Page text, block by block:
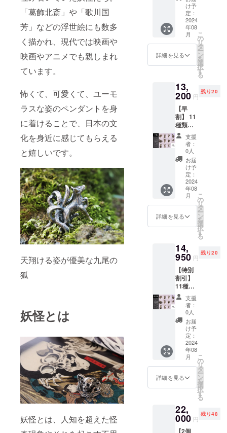
「葛飾北斎」や「歌川国
芳」などの浮世絵にも数多
く描かれ、現代では映画や
映画やアニメでも親しまれ
ています。
怖くて、可愛くて、ユーモ
ラスな姿のペンダントを身
に着けることで、日本の文
化を身近に感じてもらえる
と嬉しいです。
天翔ける姿が優美な九尾の
狐
妖怪とは
妖怪とは、人知を超えた怪
般販売
予定価
格：
17,600
⇒33％
割引
の：
11,800
込・送
料込）
11種類
の妖怪
から一
つ お選
びくだ
さい
１）躍
動する
九尾の
狐 ２）
座る九
尾の狐
３）座
敷わら
し ４）
くろ
６）一
つ目小
僧 ７）
カッパ
（河
童）
８）唐
笠お化
け ９）
提灯お
化け １
０）鉢
巻を締
めて踊
る猫又
１１）
猫又 付
属品
バック
け予
定：
2024
年08
月
詳細を見る
こ
の
リ
タ
ー
ン
を
選
択
す
る
13,
200 円
残り20
【早
割】 11
種類の
妖怪か
ら1個セ
レクト
一般販
売予定
価格：
17,600
⇒25％
割引
の：
13,200
円（税
料込）
11種類
の妖怪
から一
つ お選
びくだ
さい
１）躍
動する
九尾の
狐 ２）
座る九
尾の狐
３）座
敷わら
し ４）
烏天狗
６）一
つ目小
僧 ７）
支援
者：
0人
お届
け予
定：
2024
年08
月
詳細を見る
こ
の
リ
タ
ー
ン
を
選
択
す
る
14,
950 円
残り20
【特別
割引】
11種類
の妖怪
から1個
セレク
ト 一般
販売予
定価
格：
17,600
⇒15％
割引
の：
14,950
込・送
料込）
11種類
支援
者：
0人
お届
け予
定：
2024
年08
月
詳細を見る
こ
の
リ
タ
ー
ン
を
選
択
す
る
22,
000 円
残り48
【2個